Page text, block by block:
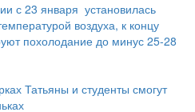
с 23 января установилась
воздуха, к концу
похолодание до минус 25-28